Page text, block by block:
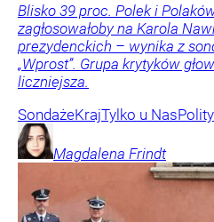
Blisko 39 proc. Polek i
zagłosowałoby na Karola
prezydenckich – wynika z
„Wprost”. Grupa krytyków
liczniejsza.
SondażeKrajTylko u Nas
Magdalena Frindt